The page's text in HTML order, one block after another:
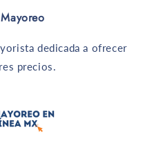
dedicada a ofrecer
precios.